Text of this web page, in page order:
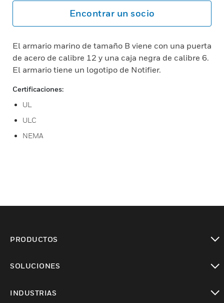
Encontrar un socio
El armario marino de tamaño B viene con una puerta
de acero de calibre 12 y una caja negra de calibre 6.
El armario tiene un logotipo de Notifier.
Certificaciones:
UL
ULC
NEMA
PRODUCTOS
SOLUCIONES
INDUSTRIAS